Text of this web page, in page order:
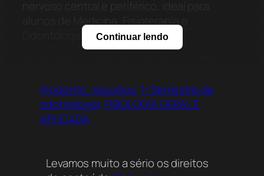
alunos de Medicina, Fisioterapia e
Para encontrar materiais gratuitos em PDF
sobre esses sistemas específicos, você
pode acessar os canais do Odonto Resumos
módulo completo disponível nesta página. O
conteúdo detalha desde os tipos de
Continuar lendo
@odonto_resumos 1º Semestre de
odontologia FISIOLOGIA GERAL E
APLICADA
Levamos muito a sério os direitos